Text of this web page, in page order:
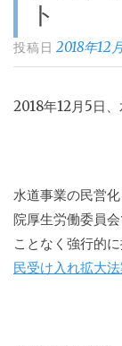
ト
投稿日2018年12
2018年12月5日、
水道事業の民営
院厚生労働委員
ことなく強行的
民受け入れ拡大